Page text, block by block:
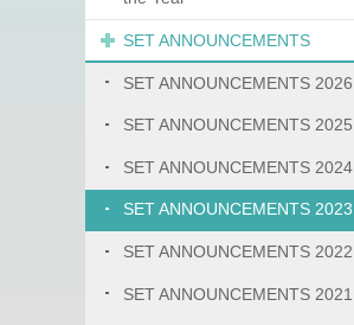
SET ANNOUNCEMENTS
SET ANNOUNCEMENTS 2026
SET ANNOUNCEMENTS 2025
SET ANNOUNCEMENTS 2024
SET ANNOUNCEMENTS 2023
SET ANNOUNCEMENTS 2022
SET ANNOUNCEMENTS 2021